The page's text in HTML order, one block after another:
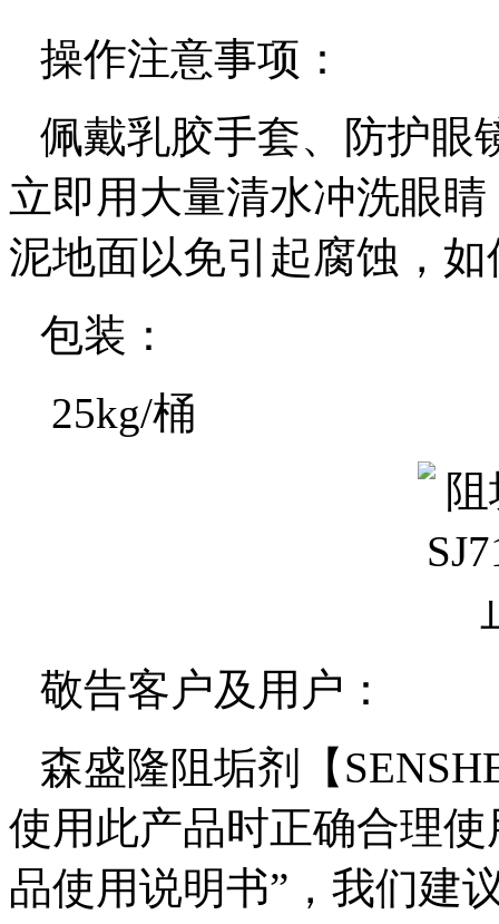
操作注意事项：
佩戴乳胶手套、防护眼
立即用大量清水冲洗眼
泥地面以免引起腐蚀，
包装：
25kg/桶
敬告客户及用户：
森盛隆阻垢剂【
使用此产品时正确合理使
品使用说明书”，我们建